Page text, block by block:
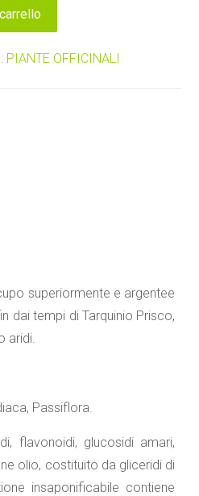
PIANTE OFFICINALI
superiormente e argentee
dai tempi di Tarquinio Prisco,
aridi.
Passiflora.
flavonoidi, glucosidi amari,
olio, costituito da gliceridi di
insaponificabile contiene